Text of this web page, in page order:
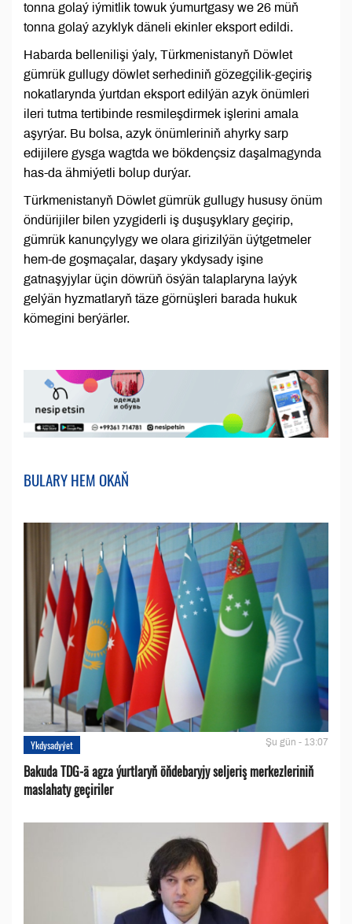
tonna golaý iýmitlik towuk ýumurtgasy we 26 müň
tonna golaý azyklyk däneli ekinler eksport edildi.
Habarda bellenilişi ýaly, Türkmenistanyň Döwlet
gümrük gullugy döwlet serhediniň gözegçilik-geçiriş
nokatlarynda ýurtdan eksport edilýän azyk önümleri
ileri tutma tertibinde resmileşdirmek işlerini amala
aşyrýar. Bu bolsa, azyk önümleriniň ahyrky sarp
edijilere gysga wagtda we bökdençsiz daşalmagynda
has-da ähmiýetli bolup durýar.
Türkmenistanyň Döwlet gümrük gullugy hususy önüm
öndürijiler bilen yzygiderli iş duşuşyklary geçirip,
gümrük kanunçylygy we olara girizilýän üýtgetmeler
hem-de goşmaçalar, daşary ykdysady işine
gatnaşyjylar üçin döwrüň ösýän talaplaryna laýyk
gelýän hyzmatlaryň täze görnüşleri barada hukuk
kömegini berýärler.
BULARY HEM OKAŇ
Ykdysadyýet Şu gün - 13:07
Bakuda TDG-ä agza ýurtlaryň öňdebaryjy seljeriş merkezleriniň
maslahaty geçiriler